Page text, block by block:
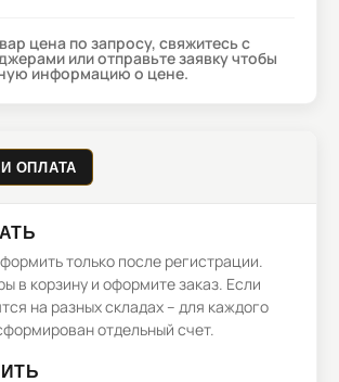
цена по запросу, свяжитесь с
или отправьте заявку чтобы
информацию о цене.
ОПЛАТА
только после регистрации.
в корзину и оформите заказ. Если
на разных складах – для каждого
отдельный счет.